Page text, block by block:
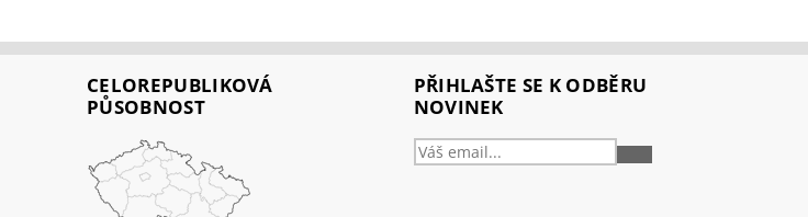
CELOREPUBLIKOVÁ
PŮSOBNOST
PŘIHLAŠTE SE K ODBĚRU
NOVINEK
PŘIHLÁSIT